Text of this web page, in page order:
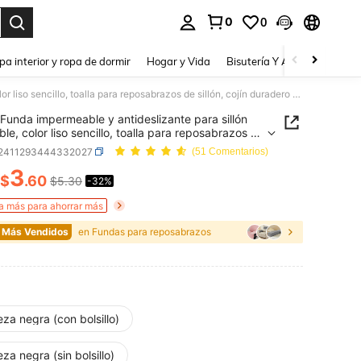
0 0
interior y ropa de dormir Hogar y Vida Bisutería Y Accesorios
Funda impermeable y antideslizante para sillón reclinable, color liso sencillo, toalla para reposabrazos de sillón, cojín duradero para sofá individual y combinación
Funda impermeable y antideslizante para sillón
color liso sencillo, toalla para reposabrazos de
duradero para sofá individual y combinación
(51 Comentarios)
AND AVAILABILITY
$3.60 $5.30 -32%
más para ahorrar más
Vendidos en Fundas para reposabrazos
negra (con bolsillo)
negra (sin bolsillo)